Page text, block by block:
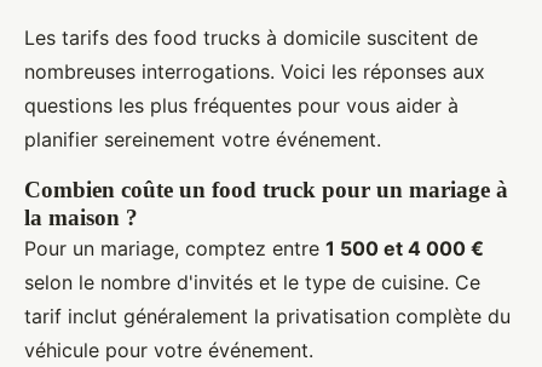
Les tarifs des food trucks à domicile suscitent de
nombreuses interrogations. Voici les réponses aux
questions les plus fréquentes pour vous aider à
planifier sereinement votre événement.
Combien coûte un food truck pour un mariage à
la maison ?
Pour un mariage, comptez entre 1 500 et 4 000 €
selon le nombre d'invités et le type de cuisine. Ce
tarif inclut généralement la privatisation complète du
véhicule pour votre événement.